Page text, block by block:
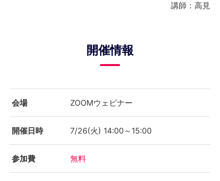
講師：高見
開催情報
会場 ZOOMウェビナー
開催日時 7/26(火) 14:00～15:00
参加費 無料